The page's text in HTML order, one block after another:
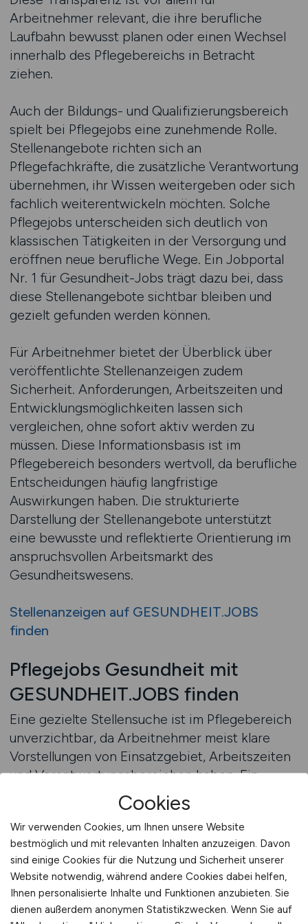
Arbeitnehmer relevant, die ihre berufliche
Laufbahn bewusst planen oder einen Wechsel
innerhalb des Pflegebereichs in Betracht
ziehen.
Auch der Bildungs- und Qualifizierungsbereich
spielt bei Pflegejobs eine zunehmende Rolle.
Stellenangebote richten sich an
Pflegefachkräfte, die zusätzliche Verantwortung
übernehmen, ihr Wissen weitergeben oder sich
fachlich weiterentwickeln möchten. Solche
Pflegejobs unterscheiden sich deutlich von
klassischen Tätigkeiten in der Versorgung und
eröffnen neue berufliche Wege. Ein Jobportal
Nr. 1 für Gesundheit-Jobs trägt dazu bei, dass
diese Stellenangebote sichtbar bleiben und
gezielt gefunden werden können.
Für Arbeitnehmer bietet der Überblick über
veröffentlichte Stellenanzeigen zudem
Sicherheit. Anforderungen, Arbeitszeiten und
Entwicklungsmöglichkeiten lassen sich
vergleichen, ohne sofort aktiv werden zu
müssen. Diese Informationsbasis ist im
Pflegebereich besonders wertvoll, da berufliche
Entscheidungen häufig langfristige
Auswirkungen haben. Die strukturierte
Darstellung der Stellenangebote unterstützt
eine bewusste und reflektierte Orientierung im
anspruchsvollen Arbeitsmarkt des
Gesundheitswesens.
Stellenanzeigen auf GESUNDHEIT.JOBS
finden
Pflegejobs Gesundheit mit
GESUNDHEIT.JOBS finden
Eine gezielte Stellensuche ist im Pflegebereich
unverzichtbar, da Arbeitnehmer meist klare
Vorstellungen von Einsatzgebiet, Arbeitszeiten
und Verantwortungsbereichen haben. Ein
Jobfinder unterstützt diesen Anspruch, indem
veröffentlichte Pflegejobs strukturiert
zugänglich gemacht werden. So lassen sich
passende Stellenangebote effizient
identifizieren, ohne Zeit mit unpassenden
Anzeigen zu verlieren.
Cookies
Wir verwenden Cookies, um Ihnen unsere Website
bestmöglich und mit relevanten Inhalten anzuzeigen. Davon
sind einige Cookies für die Nutzung und Sicherheit unserer
Website notwendig, während andere Cookies dabei helfen,
Ihnen personalisierte Inhalte und Funktionen anzubieten. Sie
dienen außerdem anonymen Statistikzwecken. Wenn Sie auf